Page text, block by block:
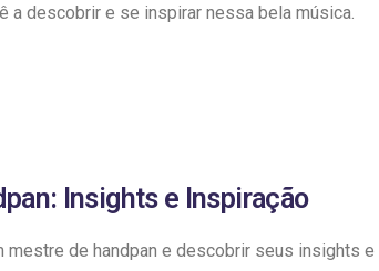
a descobrir e se inspirar nessa bela música.
Insights e Inspiração
de handpan e descobrir seus insights e